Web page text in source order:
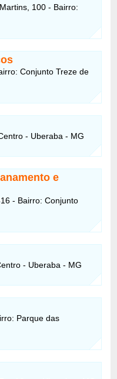
100 - Bairro:
Conjunto Treze de
- Uberaba - MG
e
- Bairro: Conjunto
- Uberaba - MG
Parque das